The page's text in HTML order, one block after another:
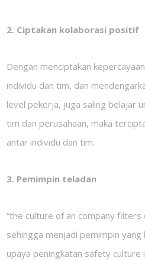
2. Ciptakan kolaborasi positif
Dengan menciptakan
individu dan tim, dan
level pekerja, juga saling belajar
tim dan perusahaan, maka
antar individu dan tim.
3. Pemimpin teladan
“the culture of an company
sehingga menjadi pemimpin
upaya peningkatan safety culture